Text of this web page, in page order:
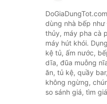
dùng nhà bếp
thủy, máy pha cà
máy hút khói.
kệ tủ, ấm nước,
dĩa, đũa muỗng
ăn, tủ kệ, quầy
không ngừng,
so sánh giá, tìm